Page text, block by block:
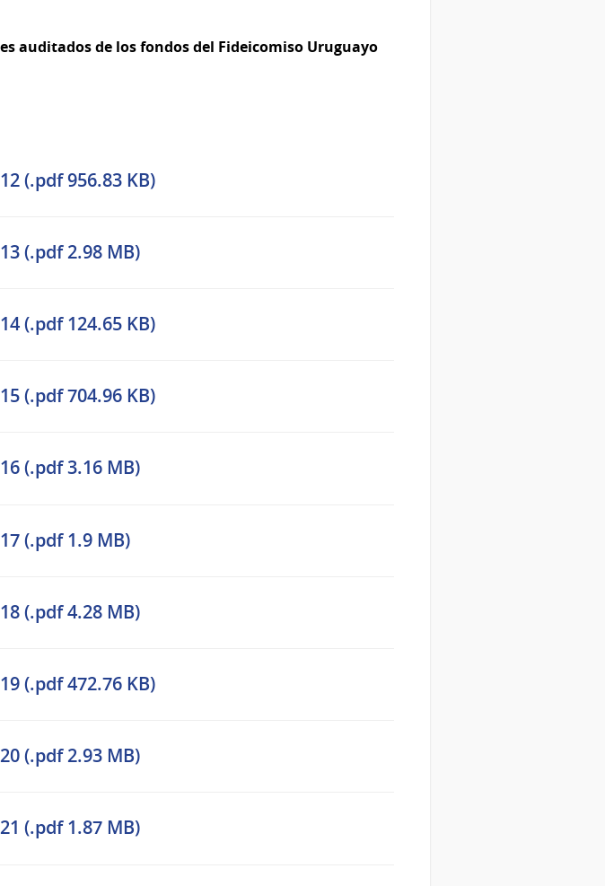
auditados de los fondos del Fideicomiso Uruguayo
(.pdf 956.83 KB)
(.pdf 2.98 MB)
(.pdf 124.65 KB)
(.pdf 704.96 KB)
(.pdf 3.16 MB)
(.pdf 1.9 MB)
(.pdf 4.28 MB)
(.pdf 472.76 KB)
(.pdf 2.93 MB)
(.pdf 1.87 MB)